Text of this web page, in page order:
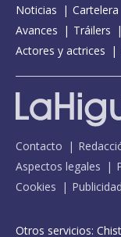
Noticias Cartelera
Avances
Tráilers
Actores y actrices
Contacto
Aspectos legales
Cookies
Otros servicios: